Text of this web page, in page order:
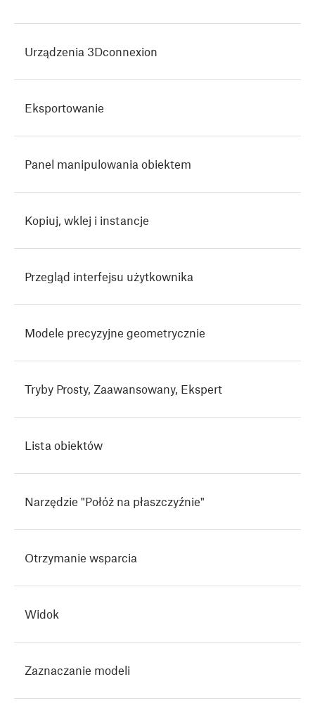
Urządzenia 3Dconnexion
Eksportowanie
Panel manipulowania obiektem
Kopiuj, wklej i instancje
Przegląd interfejsu użytkownika
Modele precyzyjne geometrycznie
Tryby Prosty, Zaawansowany, Ekspert
Lista obiektów
Narzędzie "Połóż na płaszczyźnie"
Otrzymanie wsparcia
Widok
Zaznaczanie modeli